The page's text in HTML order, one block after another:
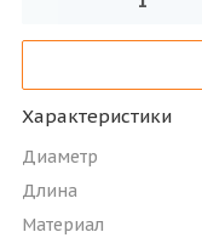
Характеристики
Диаметр
Длина
Материал